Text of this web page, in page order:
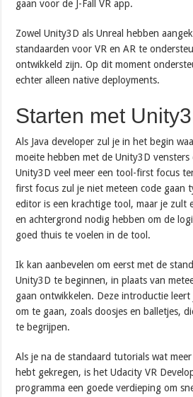
gaan voor de J-Fall VR app.
Zowel Unity3D als Unreal hebben
standaarden voor VR en AR te
ontwikkeld zijn. Op dit moment
echter alleen native deployments.
Starten met
Als Java developer zul je in het begin
moeite hebben met de Unity3D vensters
Unity3D veel meer een tool-first focus
first focus zul je niet meteen code gaan
editor is een krachtige tool, maar je zult
en achtergrond nodig hebben om de
goed thuis te voelen in de tool.
Ik kan aanbevelen om eerst met de
Unity3D te beginnen, in plaats van
gaan ontwikkelen. Deze introductie leert
om te gaan, zoals doosjes en balletjes,
te begrijpen.
Als je na de standaard tutorials wat
hebt gekregen, is het Udacity VR
programma een goede verdieping om